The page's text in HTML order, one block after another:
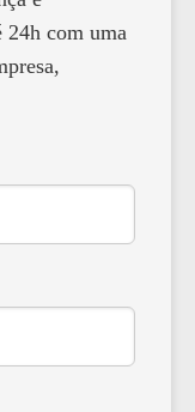
24h com uma